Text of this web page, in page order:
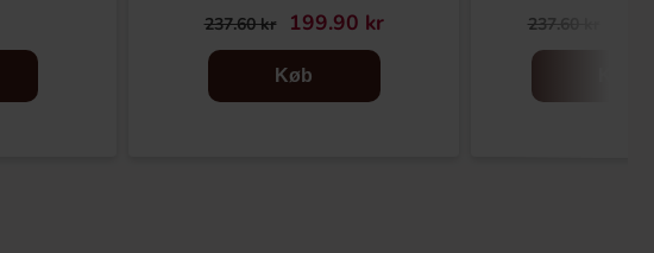
237.60 kr 199.90 kr
Køb
237.60 kr